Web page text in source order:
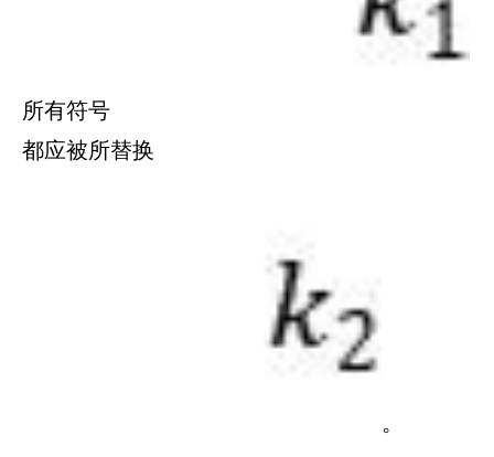
所有符号
都应被所替换
。